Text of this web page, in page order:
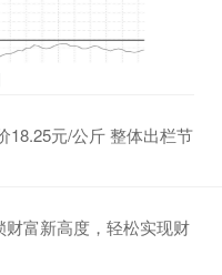
18.25元/公斤 整体出栏节
富新高度，轻松实现财